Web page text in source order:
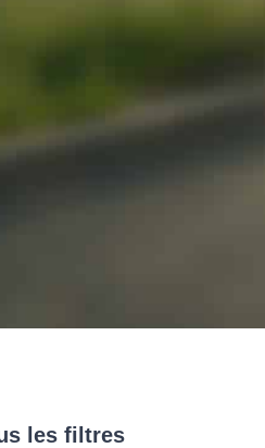
les filtres